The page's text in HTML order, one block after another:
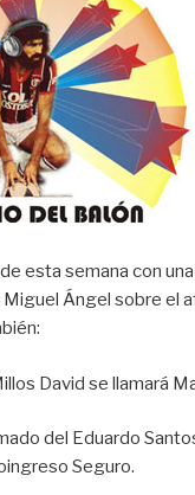
esta semana con
Ángel sobre el
David se llamará
del Eduardo
Seguro.